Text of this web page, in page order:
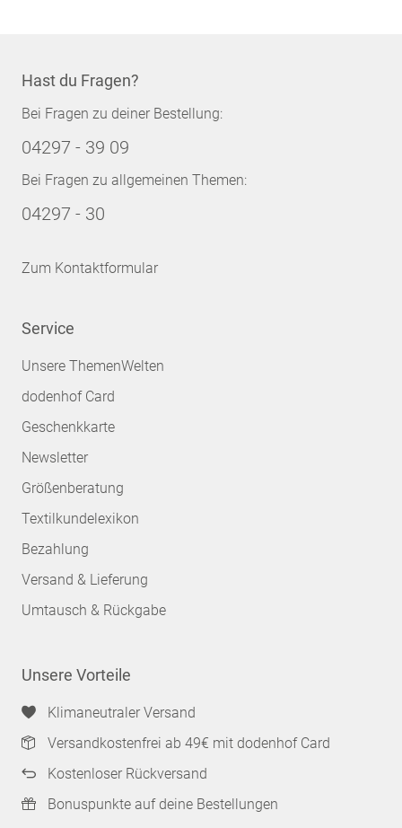
Hast du Fragen?
Bei Fragen zu deiner Bestellung:
04297 - 39 09
Bei Fragen zu allgemeinen Themen:
04297 - 30
Zum Kontaktformular
Service
Unsere ThemenWelten
dodenhof Card
Geschenkkarte
Newsletter
Größenberatung
Textilkundelexikon
Bezahlung
Versand & Lieferung
Umtausch & Rückgabe
Unsere Vorteile
Klimaneutraler Versand
Versandkostenfrei ab 49€ mit dodenhof Card
Kostenloser Rückversand
Bonuspunkte auf deine Bestellungen